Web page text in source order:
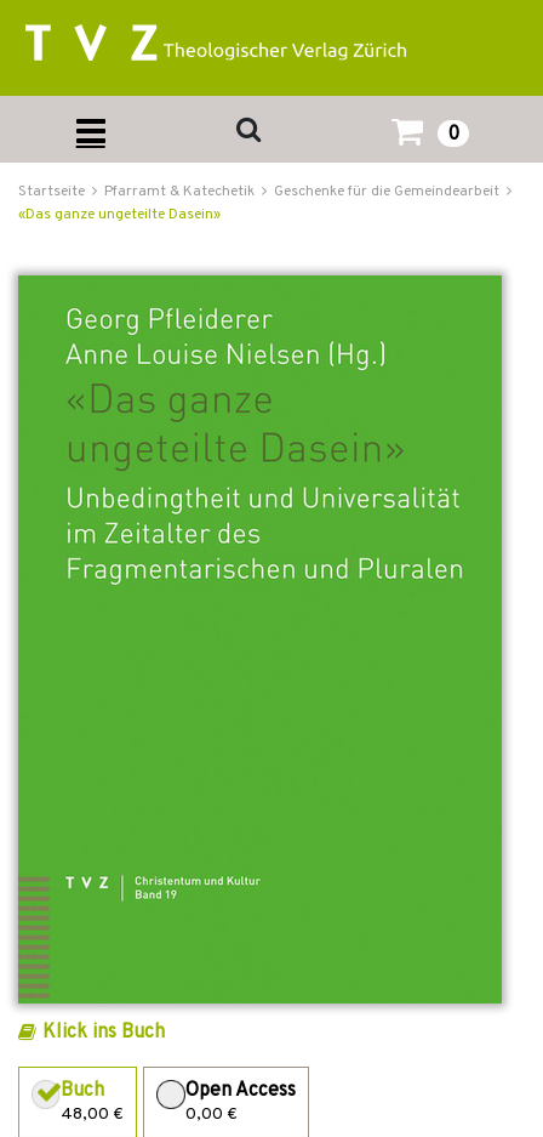
0
Startseite Pfarramt & Katechetik
Geschenke für die Gemeindearbeit
«Das ganze ungeteilte Dasein»
Klick ins Buch
Buch
48,00 €
Open Access
0,00 €